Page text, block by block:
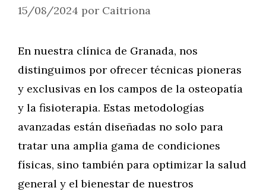
15/08/2024 por Caitriona
En nuestra clínica de Granada, nos
distinguimos por ofrecer técnicas pioneras
y exclusivas en los campos de la osteopatía
y la fisioterapia. Estas metodologías
avanzadas están diseñadas no solo para
tratar una amplia gama de condiciones
físicas, sino también para optimizar la salud
general y el bienestar de nuestros